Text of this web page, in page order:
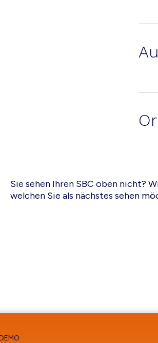
Sie sehen Ihren SBC oben nicht?
welchen Sie als nächstes sehen